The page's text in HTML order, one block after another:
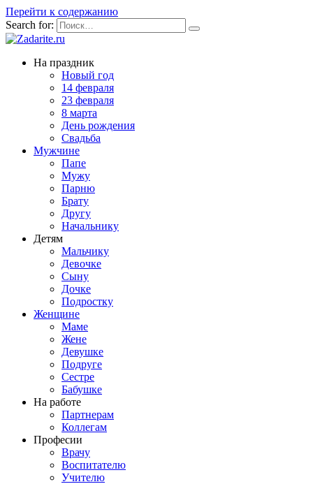
Перейти к содержанию
Search for:
На праздник
Новый год
14 февраля
23 февраля
8 марта
День рождения
Свадьба
Мужчине
Папе
Мужу
Парню
Брату
Другу
Начальнику
Детям
Мальчику
Девочке
Сыну
Дочке
Подростку
Женщине
Маме
Жене
Девушке
Подруге
Сестре
Бабушке
На работе
Партнерам
Коллегам
Професии
Врачу
Воспитателю
Учителю